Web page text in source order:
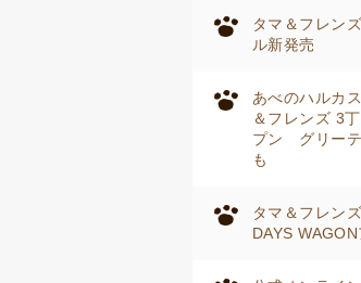
タマ＆フレン
ル新発売
あべのハルカ
＆フレンズ 3
プン グリーテ
も
タマ＆フレン
DAYS